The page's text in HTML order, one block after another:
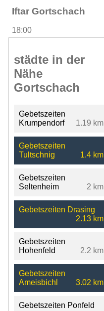
Iftar Gortschach
18:00
städte in der
Nähe
Gortschach
Gebetszeiten
Krumpendorf
1.19 km
Gebetszeiten
Tultschnig
1.4 km
Gebetszeiten
Seltenheim
2 km
Gebetszeiten Drasing
2.13 km
Gebetszeiten
Hohenfeld
2.2 km
Gebetszeiten
Ameisbichl
3.02 km
Gebetszeiten Ponfeld